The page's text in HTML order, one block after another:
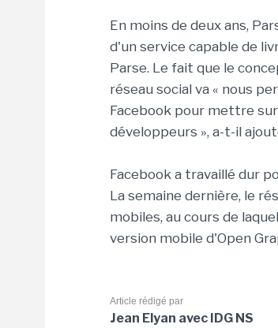
En moins de deux ans,
d'un service capable de
Parse. Le fait que le
réseau social va « nous
Facebook pour mettre
développeurs », a-t-il
Facebook a travaillé dur
La semaine dernière, le
mobiles, au cours de
version mobile d'Open
Article rédigé par
Jean Elyan avec IDG NS